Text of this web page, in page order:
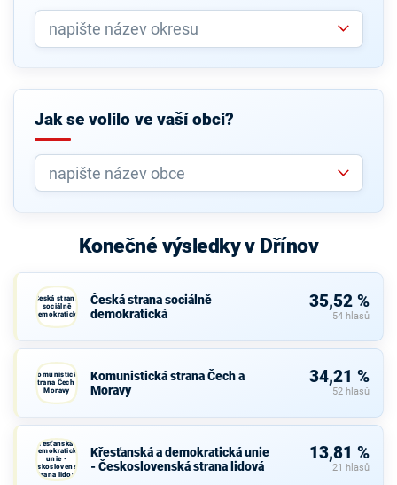
Jak se volilo ve vaší obci?
Konečné výsledky v Dřínov
Česká strana
sociálně
demokratická
Česká strana sociálně
demokratická
35,52 %
54 hlasů
Komunistická
strana Čech a
Moravy
Komunistická strana Čech a
Moravy
34,21 %
52 hlasů
Křesťanská a
demokratická
unie -
Československá
strana lidová
Křesťanská a demokratická unie
- Československá strana lidová
13,81 %
21 hlasů